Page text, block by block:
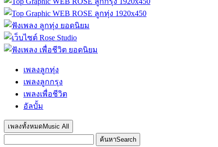
เพลงลูกทุ่ง
เพลงลูกกรุง
เพลงเพื่อชีวิต
อัลบั้ม
เพลงทั้งหมด Music All
ค้นหาSearch